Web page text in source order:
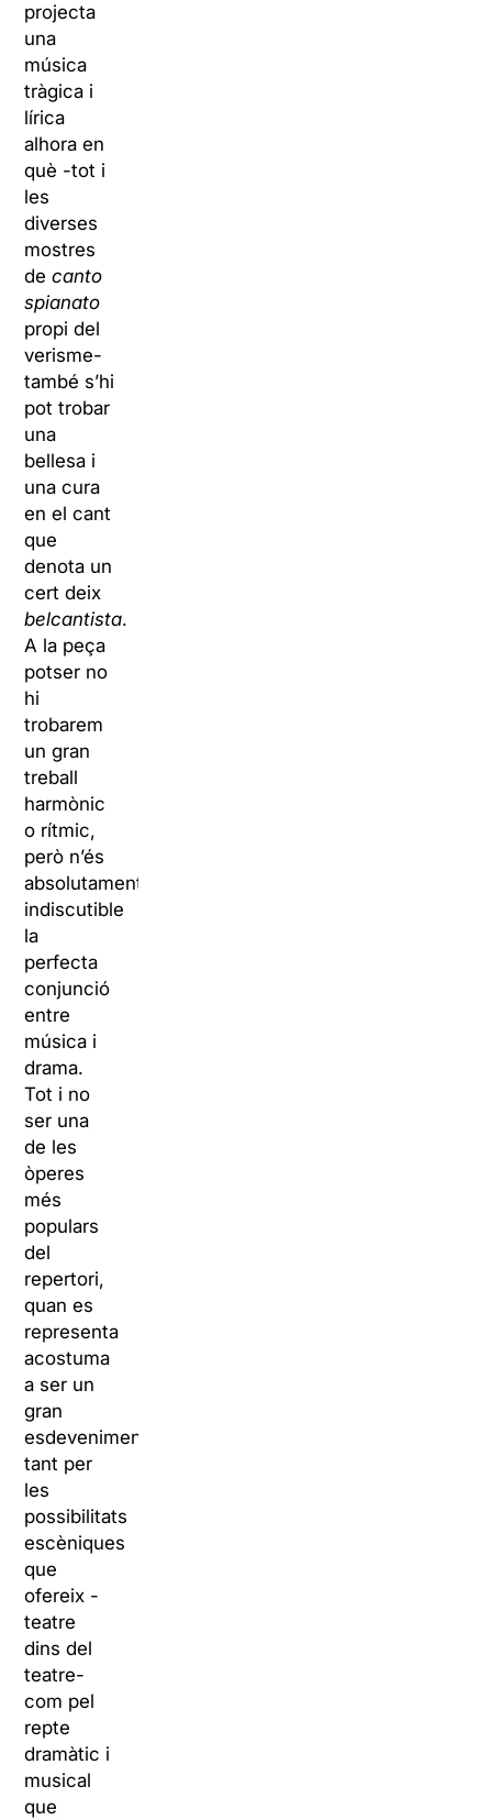
projecta
una
música
tràgica i
lírica
alhora en
què -tot i
les
diverses
mostres
decanto
spianato
propi del
verisme-
també s’hi
pot trobar
una
bellesa i
una cura
en el cant
que
denota un
cert deix
belcantista.
A la peça
potser no
hi
trobarem
un gran
treball
harmònic
o rítmic,
però n’és
absolutament
indiscutible
la
perfecta
conjunció
entre
música i
drama.
Tot i no
ser una
de les
òperes
més
populars
del
repertori,
quan es
representa
acostuma
a ser un
gran
esdeveniment,
tant per
les
possibilitats
escèniques
que
ofereix -
teatre
dins del
teatre-
com pel
repte
dramàtic i
musical
que